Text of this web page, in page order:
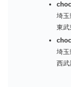
埼
東
埼
西